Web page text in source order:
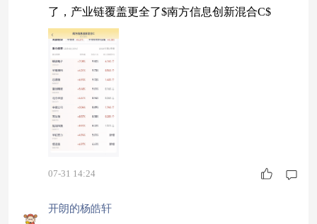
了，产业链覆盖更全了$南方信息创新混合C$
07-31 14:24
开朗的杨皓轩